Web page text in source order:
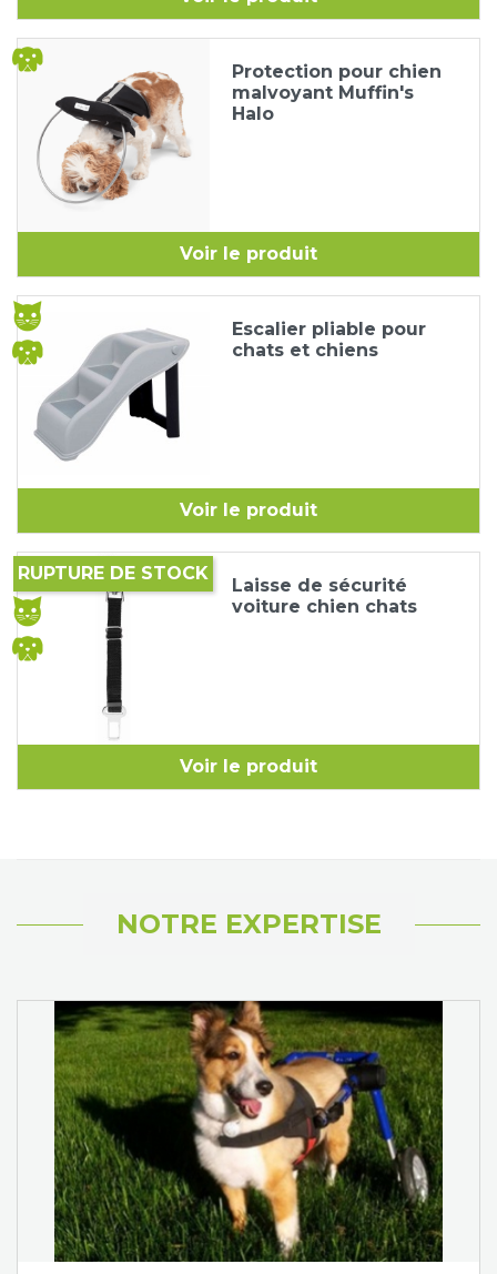
Protection pour chien
malvoyant Muffin's
Halo
Voir le produit
Escalier pliable pour
chats et chiens
Voir le produit
Laisse de sécurité
voiture chien chats
Voir le produit
RUPTURE DE STOCK
NOTRE EXPERTISE